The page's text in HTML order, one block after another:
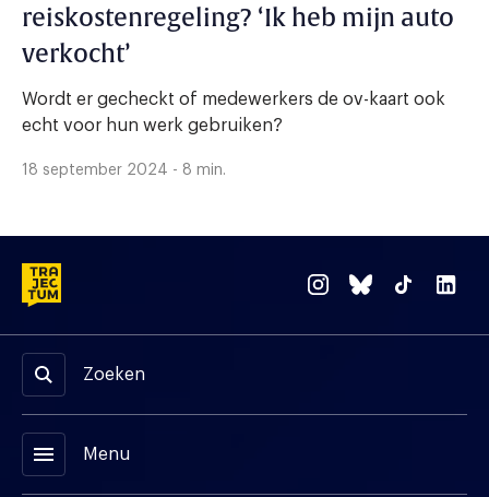
reiskostenregeling? ‘Ik heb mijn auto
verkocht’
Wordt er gecheckt of medewerkers de ov-kaart ook
echt voor hun werk gebruiken?
18 september 2024 - 8 min.
Zoeken
menu Menu